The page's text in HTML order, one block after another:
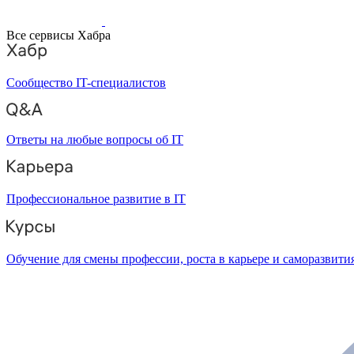
Все сервисы Хабра
Сообщество IT-специалистов
Ответы на любые вопросы об IT
Профессиональное развитие в IT
Обучение для смены профессии, роста в карьере и